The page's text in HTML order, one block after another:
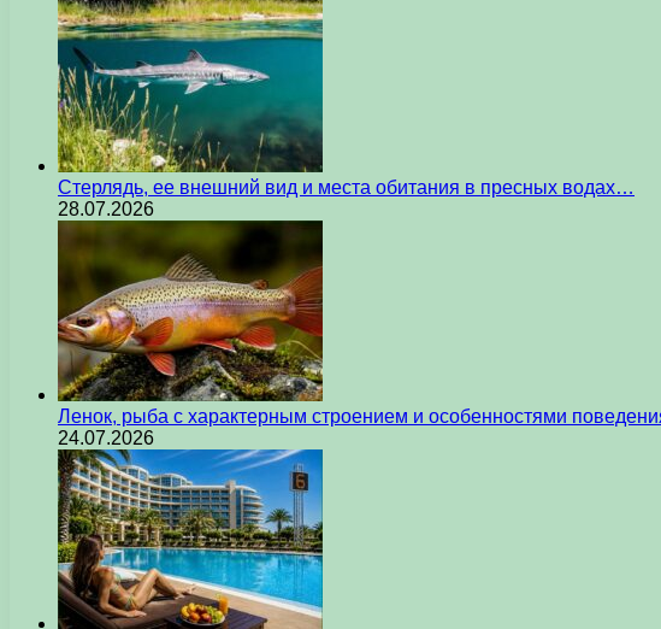
Стерлядь, ее внешний вид и места обитания в пресных водах…
28.07.2026
Ленок, рыба с характерным строением и особенностями
24.07.2026